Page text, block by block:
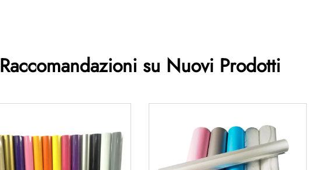
Raccomandazioni su Nuovi Prodotti